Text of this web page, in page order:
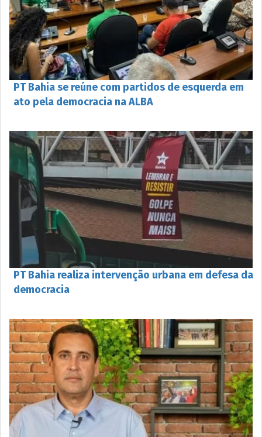
PT Bahia se reúne com partidos de esquerda em
ato pela democracia na ALBA
PT Bahia realiza intervenção urbana em defesa da
democracia​